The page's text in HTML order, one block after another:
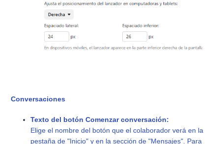
Conversaciones
Texto del botón Comenzar conversación:
Elige el nombre del botón que el colaborador verá en la
pestaña de "Inicio" y en la sección de "Mensajes". Para